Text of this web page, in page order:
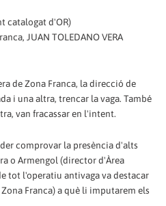
catalogat d'OR)
JUAN TOLEDANO VERA
de Zona Franca, la direcció de
i una altra, trencar la vaga. També
van fracassar en l'intent.
comprovar la presència d'alts
o Armengol (director d'Àrea
tot l'operatiu antivaga va destacar
Franca) a què li imputarem els